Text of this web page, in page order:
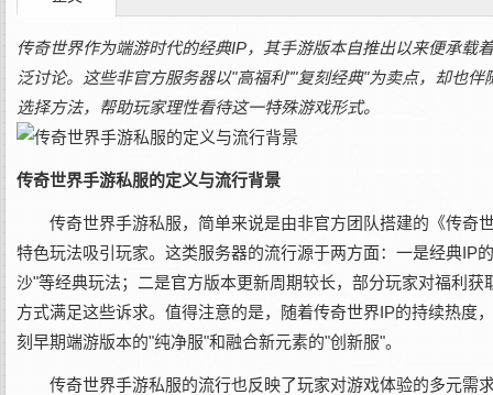
传奇世界作为端游时代的经典IP，其手游版本自推出以来便承
泛讨论。这些非官方服务器以"高福利""复刻经典"为卖点，却也
选择方法，帮助玩家理性看待这一特殊游戏形式。
传奇世界手游私服的定义与流行背景
传奇世界手游私服，简单来说是由非官方团队搭建的《传奇
特色玩法吸引玩家。这类服务器的流行源于两方面：一是经典IP
沙"等经典玩法；二是官方版本更新周期较长，部分玩家对福利
方式满足这些诉求。值得注意的是，随着传奇世界IP的持续热度
刻早期端游版本的"纯净服"和融合新元素的"创新服"。
传奇世界手游私服的流行也反映了玩家对游戏体验的多元